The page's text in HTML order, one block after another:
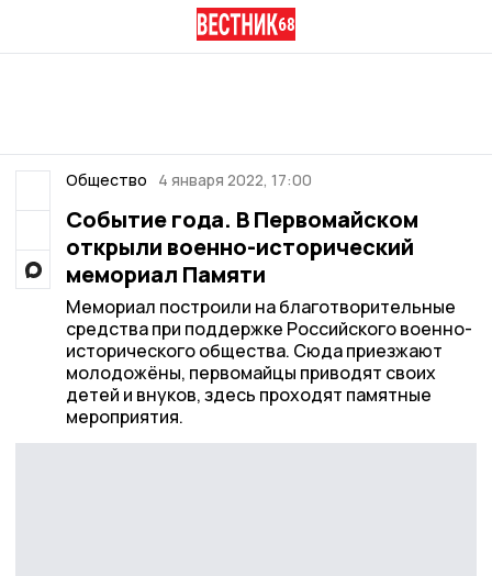
Общество 4 января 2022, 17:00
Событие года. В Первомайском
открыли военно-исторический
мемориал Памяти
Мемориал построили на благотворительные
средства при поддержке Российского военно-
исторического общества. Сюда приезжают
молодожёны, первомайцы приводят своих
детей и внуков, здесь проходят памятные
мероприятия.